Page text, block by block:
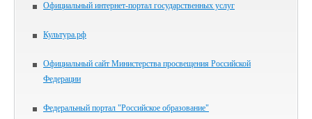
Официальный интернет-портал государственных услуг
Культура.рф
Официальный сайт Министерства просвещения Российской
Федерации
Федеральный портал "Российское образование"